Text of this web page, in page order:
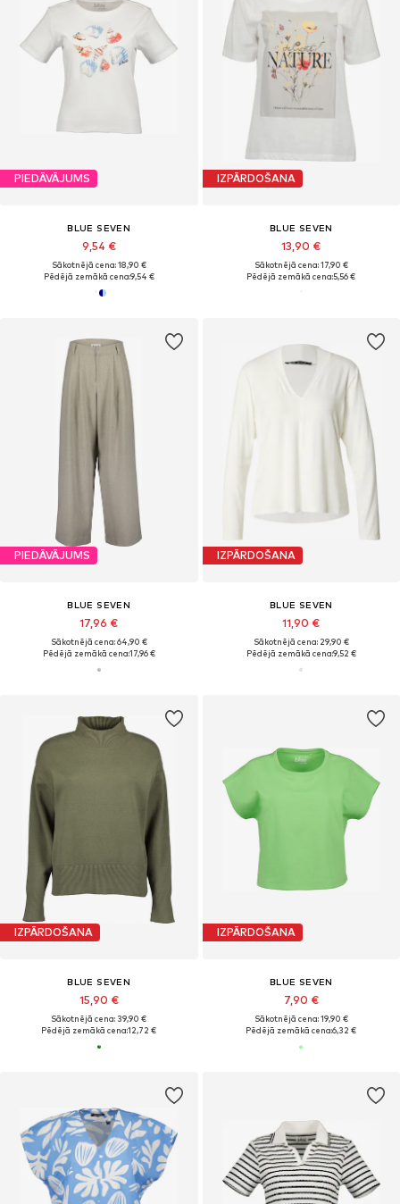
PIEDĀVĀJUMS
BLUE SEVEN
9,54 €
Sākotnējā cena: 18,90 €
Pēdējā zemākā cena:9,54 €
IZPĀRDOŠANA
BLUE SEVEN
13,90 €
Sākotnējā cena: 17,90 €
Pēdējā zemākā cena:5,56 €
PIEDĀVĀJUMS
BLUE SEVEN
17,96 €
Sākotnējā cena: 64,90 €
Pēdējā zemākā cena:17,96 €
IZPĀRDOŠANA
BLUE SEVEN
11,90 €
Sākotnējā cena: 29,90 €
Pēdējā zemākā cena:9,52 €
IZPĀRDOŠANA
BLUE SEVEN
15,90 €
Sākotnējā cena: 39,90 €
Pēdējā zemākā cena:12,72 €
IZPĀRDOŠANA
BLUE SEVEN
7,90 €
Sākotnējā cena: 19,90 €
Pēdējā zemākā cena:6,32 €